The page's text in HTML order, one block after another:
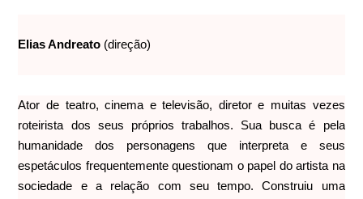
Elias Andreato (direção)
Ator de teatro, cinema e televisão, diretor e muitas vezes
roteirista dos seus próprios trabalhos. Sua busca é pela
humanidade dos personagens que interpreta e seus
espetáculos frequentemente questionam o papel do artista na
sociedade e a relação com seu tempo. Construiu uma